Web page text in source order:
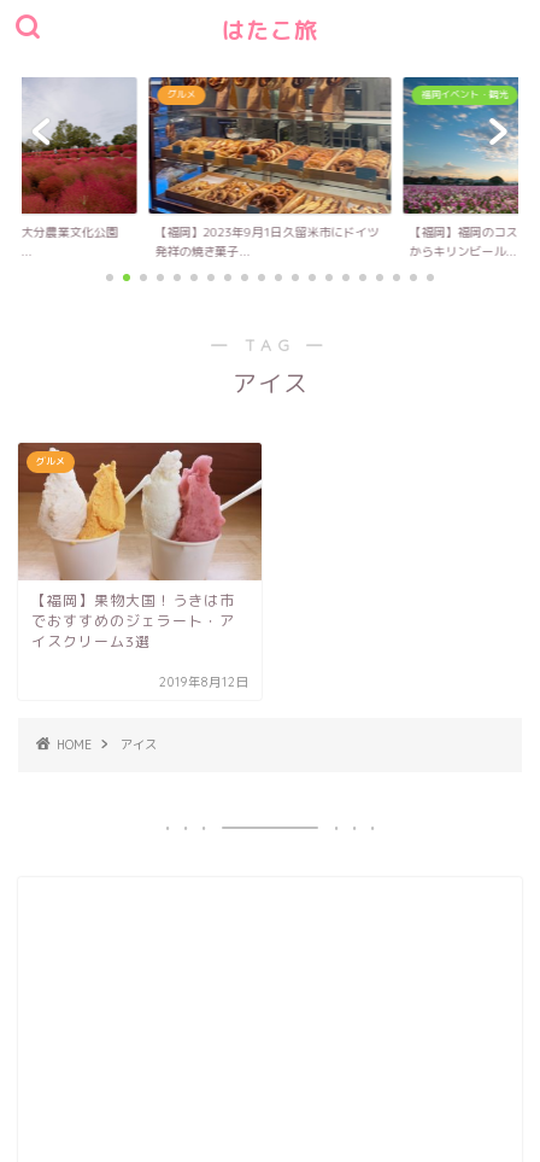
はたこ旅
！大分農業文化公園
キ...
グルメ
【福岡】2023年9月1日久留米市にドイツ
発祥の焼き菓子...
福岡イベント・観光
【福岡】福岡のコスモ
からキリンビール...
― TAG ―
アイス
グルメ
【福岡】果物大国！うきは市
でおすすめのジェラート・ア
イスクリーム3選
2019年8月12日
HOME アイス